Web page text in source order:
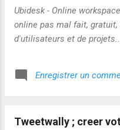
Ubidesk - Online
online pas mal fait,
d'utilisateurs et de
Enregistrer un
Tweetwally ; creer